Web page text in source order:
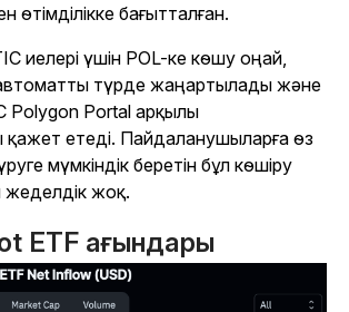
өтімділікке бағытталған.
иелері үшін POL-ке көшу оңай,
түрде жаңартылады және
Polygon Portal арқылы
етеді. Пайдаланушыларға өз
мүмкіндік беретін бұл көшіру
жоқ.
ETF ағындары